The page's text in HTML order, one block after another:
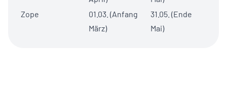
Zope
01.03. (Anfang
März)
31.05. (Ende
Mai)